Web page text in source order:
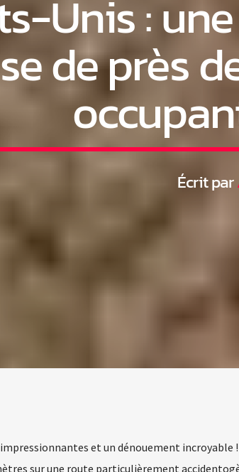
Unis :
de près
Écrit par
et un dénouement incroyable
sur une route particulièrement